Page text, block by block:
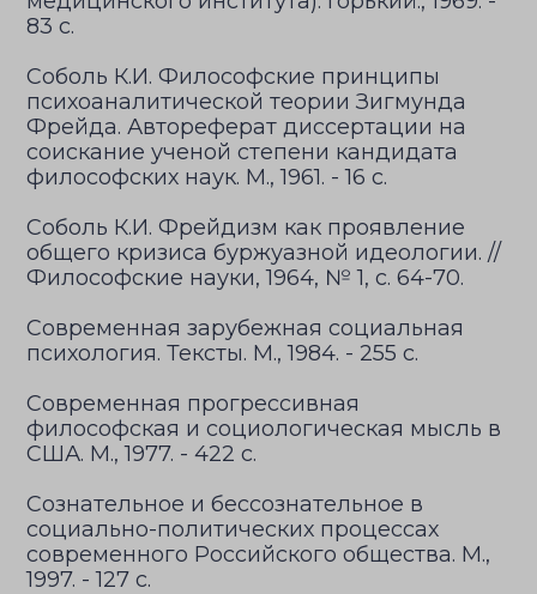
83 с.
Соболь К.И. Философские принципы
психоаналитической теории Зигмунда
Фрейда. Автореферат диссертации на
соискание ученой степени кандидата
философских наук. М., 1961. - 16 с.
Соболь К.И. Фрейдизм как проявление
общего кризиса буржуазной идеологии. //
Философские науки, 1964, № 1, с. 64-70.
Современная зарубежная социальная
психология. Тексты. М., 1984. - 255 с.
Современная прогрессивная
философская и социологическая мысль в
США. М., 1977. - 422 с.
Сознательное и бессознательное в
социально-политических процессах
современного Российского общества. М.,
1997. - 127 с.